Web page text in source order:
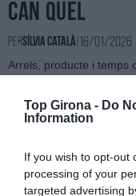
Top Girona - Do
Information
If you wish to opt-out
processing of your
targeted advertising
Can Quel
PerSílvia Català 16/01/2026
Arrels, producte i temps